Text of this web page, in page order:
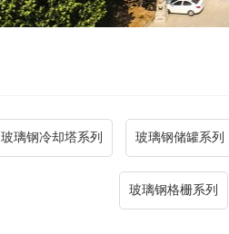
玻璃钢冷却塔系列 玻璃钢储罐系列
玻璃钢格栅系列